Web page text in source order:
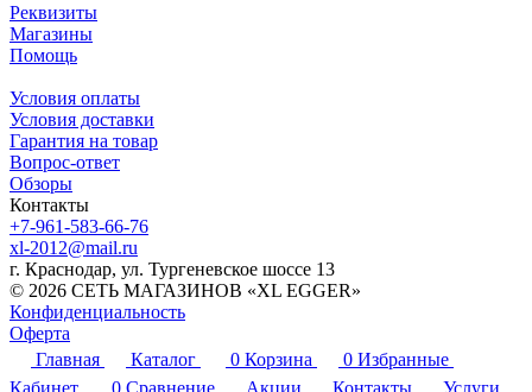
Реквизиты
Магазины
Помощь
Условия оплаты
Условия доставки
Гарантия на товар
Вопрос-ответ
Обзоры
Контакты
+7-961-583-66-76
xl-2012@mail.ru
г. Краснодар, ул. Тургеневское шоссе 13
© 2026 СЕТЬ МАГАЗИНОВ «XL EGGER»
Конфиденциальность
Оферта
Главная
Каталог 0 Корзина 0 Избранные
Кабинет
0 Сравнение Акции Контакты Услуги